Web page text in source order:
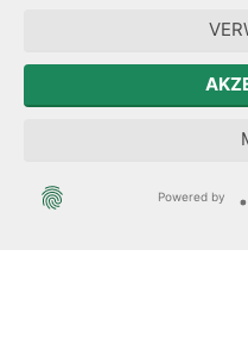
Forum Mitteleuropa
Der Sächsische
Sächsische
Powered by